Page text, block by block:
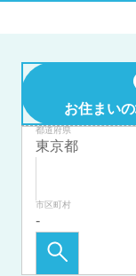
お住まい
都道府県
市区町村